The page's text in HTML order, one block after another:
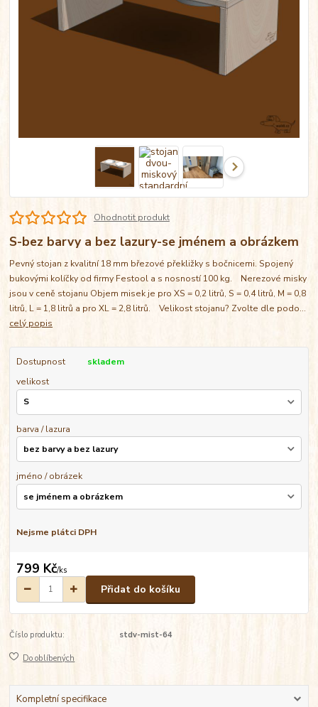
Ohodnotit produkt
S-bez barvy a bez lazury-se jménem a obrázkem
Pevný stojan z kvalitní 18 mm březové překližky s bočnicemi. Spojený
bukovými kolíčky od firmy Festool a s nosností 100 kg. Nerezové misky
jsou v ceně stojanu Objem misek je pro XS = 0,2 litrů, S = 0,4 litrů, M = 0,8
litrů, L = 1,8 litrů a pro XL = 2,8 litrů. Velikost stojanu? Zvolte dle podo...
celý popis
Dostupnost
skladem
velikost
barva / lazura
jméno / obrázek
Nejsme plátci DPH
799 Kč/ks
Přidat do košíku
Číslo produktu: stdv-mist-64
Do oblíbených
Kompletní specifikace